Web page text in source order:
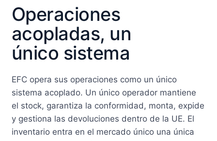
Operaciones
acopladas, un
único sistema
EFC opera sus operaciones como un único
sistema acoplado. Un único operador mantiene
el stock, garantiza la conformidad, monta, expide
y gestiona las devoluciones dentro de la UE. El
inventario entra en el mercado único una única